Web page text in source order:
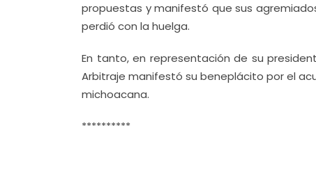
propuestas y manifestó que sus
perdió con la huelga.
En tanto, en representación de su
Arbitraje manifestó su beneplácito por el
michoacana.
**********